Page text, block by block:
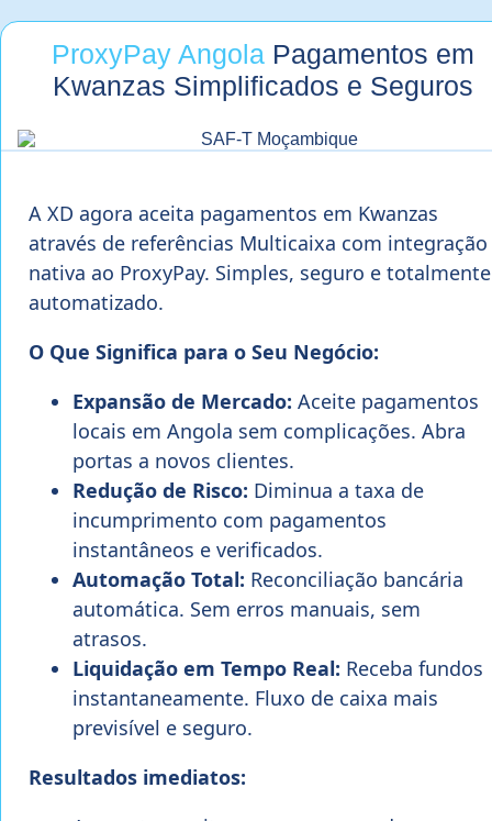
ProxyPay Angola Pagamentos em
Kwanzas Simplificados e Seguros
A XD agora aceita pagamentos em Kwanzas
através de referências Multicaixa com integração
nativa ao ProxyPay. Simples, seguro e totalmente
automatizado.
O Que Significa para o Seu Negócio:
Expansão de Mercado: Aceite pagamentos
locais em Angola sem complicações. Abra
portas a novos clientes.
Redução de Risco: Diminua a taxa de
incumprimento com pagamentos
instantâneos e verificados.
Automação Total: Reconciliação bancária
automática. Sem erros manuais, sem
atrasos.
Liquidação em Tempo Real: Receba fundos
instantaneamente. Fluxo de caixa mais
previsível e seguro.
Resultados imediatos: